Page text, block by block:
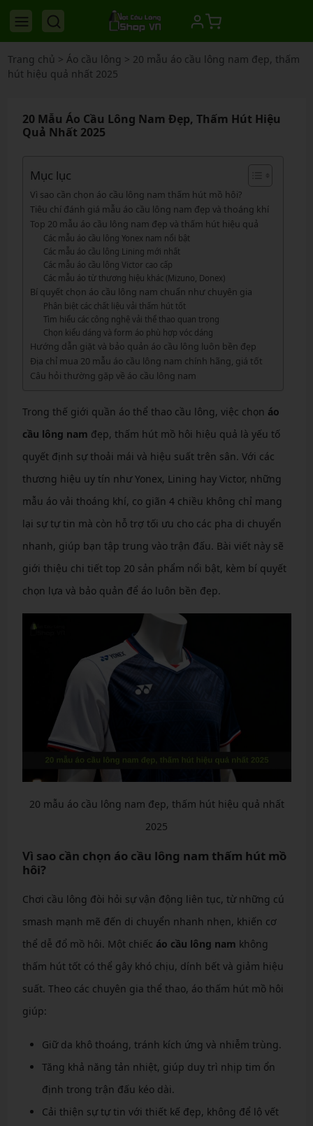
Trang chủ > Áo cầu lông > 20 mẫu áo cầu lông nam đẹp, thấm
hút hiệu quả nhất 2025
20 Mẫu Áo Cầu Lông Nam Đẹp, Thấm Hút Hiệu
Quả Nhất 2025
Mục lục
Vì sao cần chọn áo cầu lông nam thấm hút mồ hôi?
Tiêu chí đánh giá mẫu áo cầu lông nam đẹp và thoáng khí
Top 20 mẫu áo cầu lông nam đẹp và thấm hút hiệu quả
Các mẫu áo cầu lông Yonex nam nổi bật
Các mẫu áo cầu lông Lining mới nhất
Các mẫu áo cầu lông Victor cao cấp
Các mẫu áo từ thương hiệu khác (Mizuno, Donex)
Bí quyết chọn áo cầu lông nam chuẩn như chuyên gia
Phân biệt các chất liệu vải thấm hút tốt
Tìm hiểu các công nghệ vải thể thao quan trọng
Chọn kiểu dáng và form áo phù hợp vóc dáng
Hướng dẫn giặt và bảo quản áo cầu lông luôn bền đẹp
Địa chỉ mua 20 mẫu áo cầu lông nam chính hãng, giá tốt
Câu hỏi thường gặp về áo cầu lông nam
Trong thế giới quần áo thể thao cầu lông, việc chọn áo
cầu lông nam đẹp, thấm hút mồ hôi hiệu quả là yếu tố
quyết định sự thoải mái và hiệu suất trên sân. Với các
thương hiệu uy tín như Yonex, Lining hay Victor, những
mẫu áo vải thoáng khí, co giãn 4 chiều không chỉ mang
lại sự tự tin mà còn hỗ trợ tối ưu cho các pha di chuyển
nhanh, giúp bạn tập trung vào trận đấu. Bài viết này sẽ
giới thiệu chi tiết top 20 sản phẩm nổi bật, kèm bí quyết
chọn lựa và bảo quản để áo luôn bền đẹp.
20 mẫu áo cầu lông nam đẹp, thấm hút hiệu quả nhất
2025
Vì sao cần chọn áo cầu lông nam thấm hút mồ
hôi?
Chơi cầu lông đòi hỏi sự vận động liên tục, từ những cú
smash mạnh mẽ đến di chuyển nhanh nhẹn, khiến cơ
thể dễ đổ mồ hôi. Một chiếc áo cầu lông nam không
thấm hút tốt có thể gây khó chịu, dính bết và giảm hiệu
suất. Theo các chuyên gia thể thao, áo thấm hút mồ hôi
giúp:
Giữ da khô thoáng, tránh kích ứng và nhiễm trùng.
Tăng khả năng tản nhiệt, giúp duy trì nhịp tim ổn
định trong trận đấu kéo dài.
Cải thiện sự tự tin với thiết kế đẹp, không để lộ vết